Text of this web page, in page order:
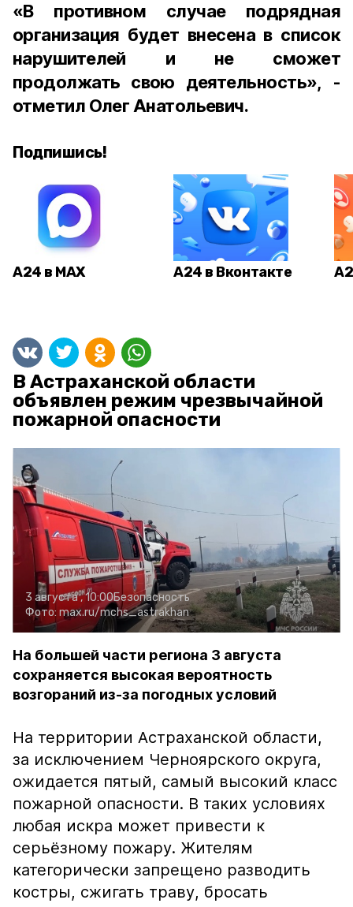
«В противном случае подрядная
организация будет внесена в список
нарушителей и не сможет
продолжать свою деятельность», -
отметил Олег Анатольевич.
Подпишись!
А24 в MAX А24 в Вконтакте
В Астраханской области
объявлен режим чрезвычайной
пожарной опасности
3 августа , 10:00Безопасность
Фото: max.ru/mchs_astrakhan
На большей части региона 3 августа
сохраняется высокая вероятность
возгораний из-за погодных условий
На территории Астраханской области,
за исключением Черноярского округа,
ожидается пятый, самый высокий класс
пожарной опасности. В таких условиях
любая искра может привести к
серьёзному пожару. Жителям
категорически запрещено разводить
костры, сжигать траву, бросать